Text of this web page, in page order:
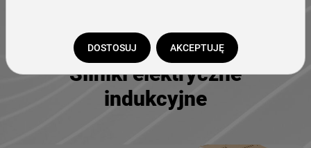
Silniki elektryczne
indukcyjne
DOSTOSUJ AKCEPTUJĘ